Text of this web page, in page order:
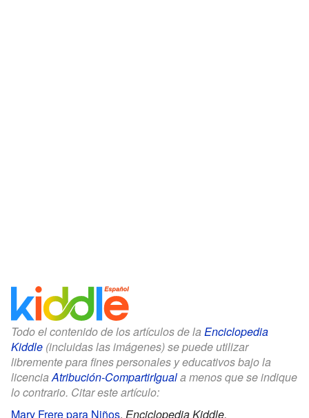
Todo el contenido de los artículos de la Enciclopedia
Kiddle (incluidas las imágenes) se puede utilizar
libremente para fines personales y educativos bajo la
licenciaAtribución-CompartirIguala menos que se indique
lo contrario. Citar este artículo:
Mary Frere para Niños. Enciclopedia Kiddle.